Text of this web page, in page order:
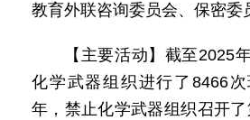
教育外联咨询委员会、保密委
【主要活动】截至2025
化学武器组织进行了8466
年，禁止化学武器组织召开